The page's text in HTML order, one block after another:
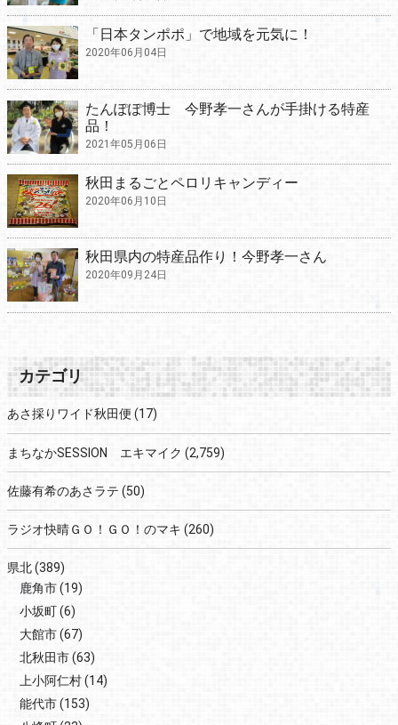
「日本タンポポ」で地域を元気に！
2020年06月04日
たんぽぽ博士 今野孝一さんが手掛ける特産
品！
2021年05月06日
秋田まるごとペロリキャンディー
2020年06月10日
秋田県内の特産品作り！今野孝一さん
2020年09月24日
カテゴリ
あさ採りワイド秋田便 (17)
まちなかSESSION エキマイク (2,759)
佐藤有希のあさラテ (50)
ラジオ快晴ＧＯ！ＧＯ！のマキ (260)
県北(389)
鹿角市(19)
小坂町(6)
大館市(67)
北秋田市(63)
上小阿仁村(14)
能代市(153)